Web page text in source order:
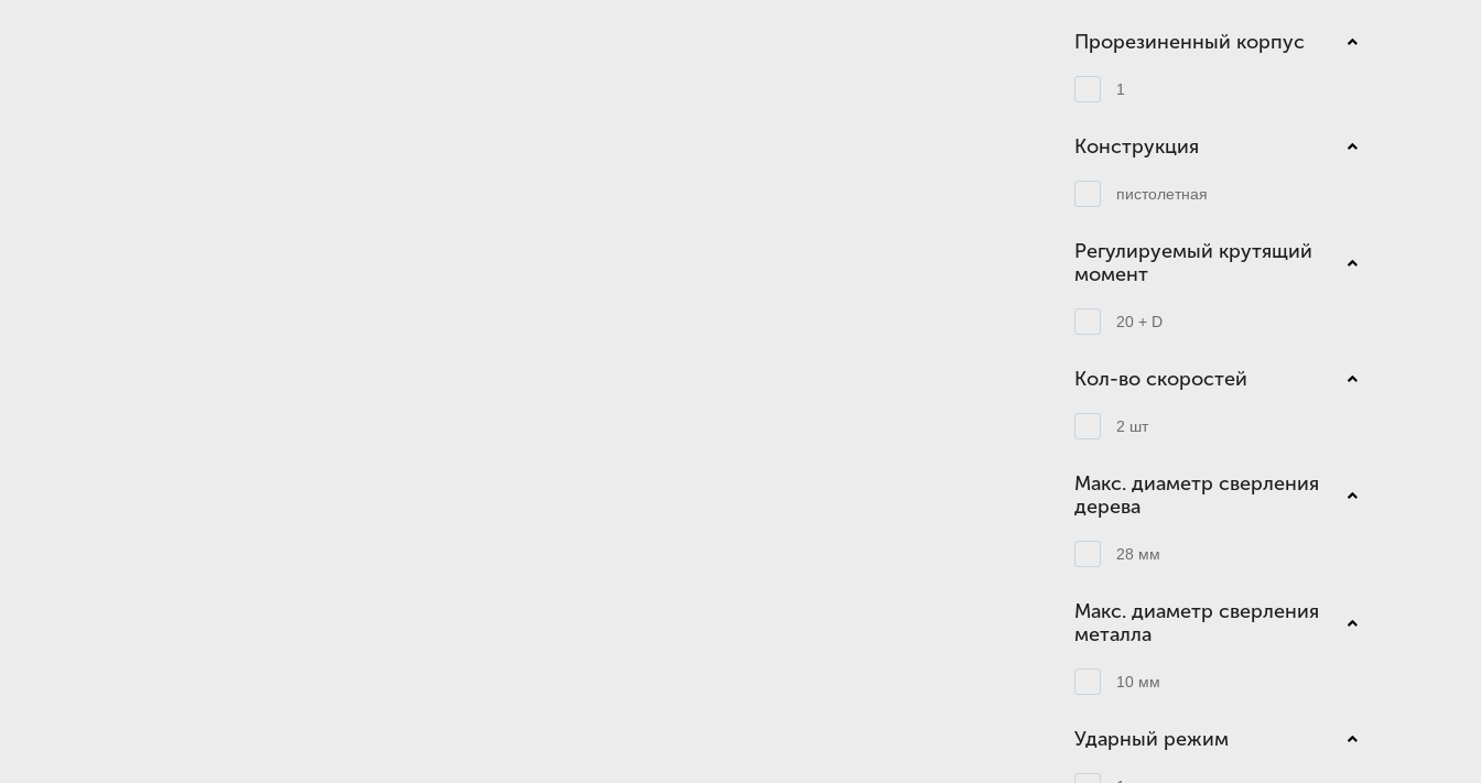
Прорезиненный корпус
1
Конструкция
пистолетная
Регулируемый крутящий
момент
20 + D
Кол-во скоростей
2 шт
Макс. диаметр сверления
дерева
28 мм
Макс. диаметр сверления
металла
10 мм
Ударный режим